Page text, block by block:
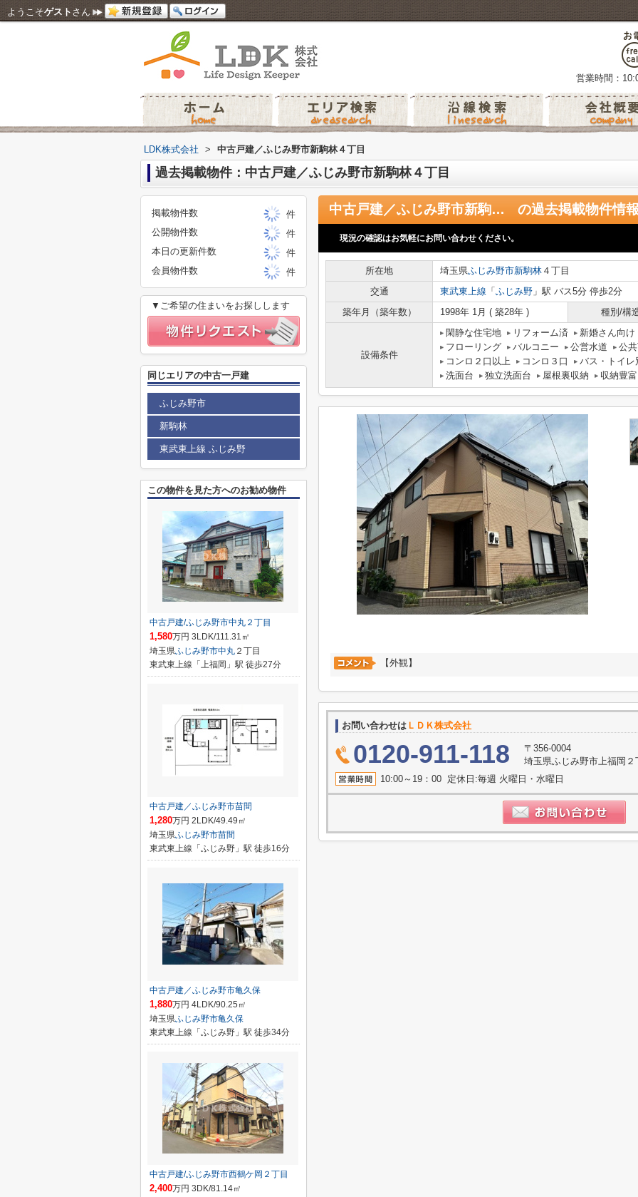
ようこそゲスト さん
営業時間：
LDK株式会社 > 中古戸建／ふじみ野市新駒林４丁目
過去掲載物件：中古戸建／ふじみ野市新駒林４丁目
中古戸建／ふじみ野市新駒林４丁目 の過去掲載物件情報
現況の確認はお気軽にお問い合わせください。
所在地 埼玉県ふじみ野市新駒林 ４丁目
交通
東武東上線 「 ふじみ野 」駅 バス5分 停歩2分
築年月（築年数）
1998年 1月 ( 築28年 ) 種別/構
設備条件
閑静な住宅地 リフォーム済 新婚さん向け
フローリング
バルコニー 公営水道 公
コンロ２口以上
コンロ３口 バス・トイレ
洗面台
独立洗面台 屋根裏収納 収納豊富
【外観】
お問い合わせは ＬＤＫ株式会社
0120-911-118
〒356-0004
埼玉県ふじみ野市上福岡２
10:00～19：00 定休日:毎週 火曜日・水曜日
掲載物件数
件
公開物件数
件
本日の更新件数
件
会員物件数
件
▼ご希望の住まいをお探しします
同じエリアの中古一戸建
ふじみ野市
新駒林
東武東上線 ふじみ野
この物件を見た方へのお勧め物件
中古戸建/ふじみ野市中丸２丁目
1,580万円 3LDK/111.31㎡
埼玉県ふじみ野市中丸 ２丁目
東武東上線「上福岡」駅 徒歩27分
中古戸建／ふじみ野市苗間
1,280万円 2LDK/49.49㎡
埼玉県ふじみ野市苗間
東武東上線「ふじみ野」駅 徒歩16分
中古戸建／ふじみ野市亀久保
1,880万円 4LDK/90.25㎡
埼玉県ふじみ野市亀久保
東武東上線「ふじみ野」駅 徒歩34分
中古戸建/ふじみ野市西鶴ケ岡２丁目
2,400万円 3DK/81.14㎡